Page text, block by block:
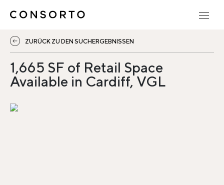
ZURÜCK ZU DEN SUCHERGEBNISSEN
1,665 SF of Retail Space
Available in Cardiff, VGL